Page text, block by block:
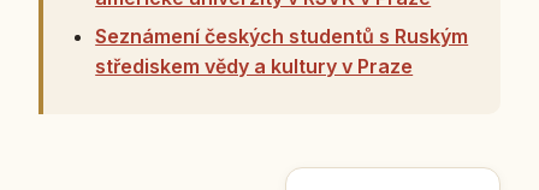
Seznámení českých studentů s Ruským
střediskem vědy a kultury v Praze